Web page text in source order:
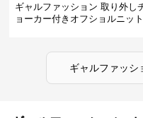
ギャルファッション 取り外し
ョーカー付きオフショルニット
ギャルファッシ